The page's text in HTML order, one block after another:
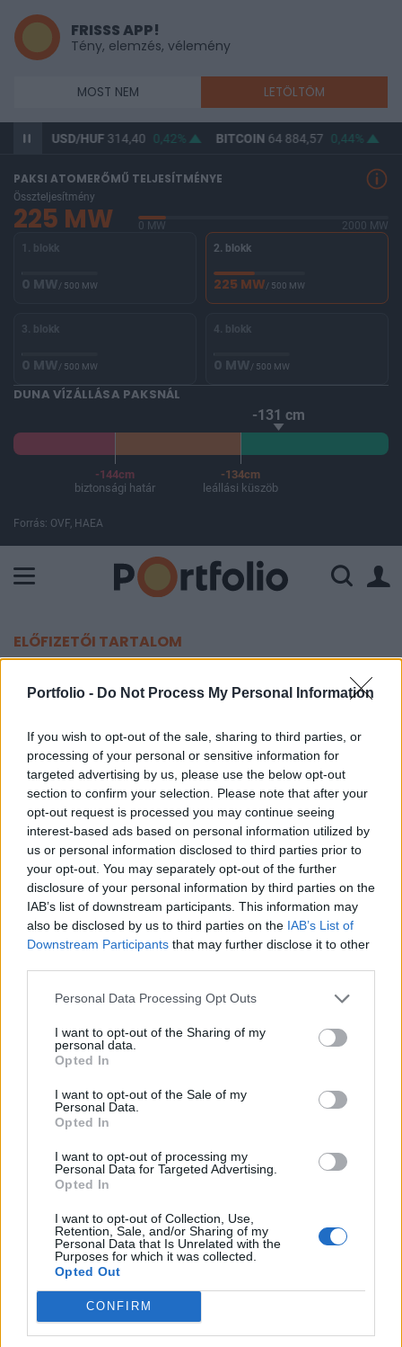
Portfolio - Do Not Process My Personal Information
If you wish to opt-out of the sale, sharing to third parties, or
processing of your personal or sensitive information for
targeted advertising by us, please use the below opt-out
section to confirm your selection. Please note that after your
opt-out request is processed you may continue seeing
interest-based ads based on personal information utilized by
us or personal information disclosed to third parties prior to
your opt-out. You may separately opt-out of the further
disclosure of your personal information by third parties on the
IAB’s list of downstream participants. This information may
also be disclosed by us to third parties on the IAB’s List of
Downstream Participants that may further disclose it to other
Personal Data Processing Opt Outs
I want to opt-out of the Sharing of my
personal data.
Opted In
I want to opt-out of the Sale of my
Personal Data.
Opted In
I want to opt-out of processing my
Personal Data for Targeted Advertising.
Opted In
I want to opt-out of Collection, Use,
Retention, Sale, and/or Sharing of my
Personal Data that Is Unrelated with the
Purposes for which it was collected.
Opted Out
CONFIRM
FRISSS APP!
Tény, elemzés, vélemény
MOST NEM LETÖLTÖM
USD/HUF314,40 0,42% BITCOIN64 884,57 0,44%
PAKSI ATOMERŐMŰ TELJESÍTMÉNYE
Összteljesítmény
225 MW 0 MW
2000 MW
1. blokk
0 MW/ 500 MW
2. blokk
225 MW/ 500 MW
3. blokk
0 MW/ 500 MW
4. blokk
0 MW/ 500 MW
DUNA VÍZÁLLÁSA PAKSNÁL
-131 cm
-144cm
biztonsági határ
-134cm
leállási küszöb
Forrás: OVF, HAEA
ELŐFIZETŐI TARTALOM
Kabuli reptéri dráma: az Iszlám
módosítják az amerikai evakuálás
menetét
MTI
2021. augusztus 21. 21:45
Az Iszlám Állam dzsihadista szervezet
fenyegetése miatt új módokat kell találnia az
amerikai hadseregnek, hogy a kabuli repülőtérre
el tudja juttatni az evakuálásra kijelölt
személyeket - közölte szombaton egy magas
rangú amerikai tisztségviselő.
Mindez persze tovább bonyolítja az amúgy is kaotikus
kimenekítés menetét a radikális iszlamista tálibok kezére
szerint a kabuli repülőtér környékén kialakult rossz
biztonsági helyzetre tekintettel amerikai és más
kaphatnak arra vonatkozóan, hogy mit kell...
KEDVES OLVASÓNK!
A keresett cikk a portfolio.hu hírarchívumához
tartozik, melynek olvasása előfizetéses
regisztrációhoz kötött.
Az előfizetés a következőket tartalmazza: